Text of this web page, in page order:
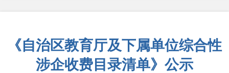
《自治区教育厅及下属单位综合性
涉企收费目录清单》公示